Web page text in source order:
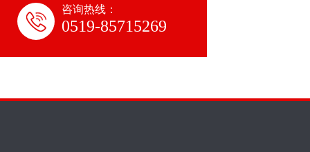
咨询热线：
0519-85715269